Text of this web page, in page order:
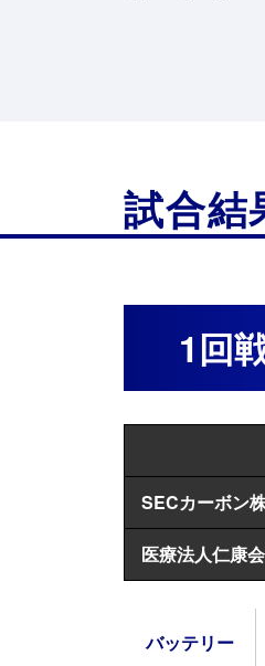
試合結
1回
SECカーボン
医療法人仁康
バッテリー